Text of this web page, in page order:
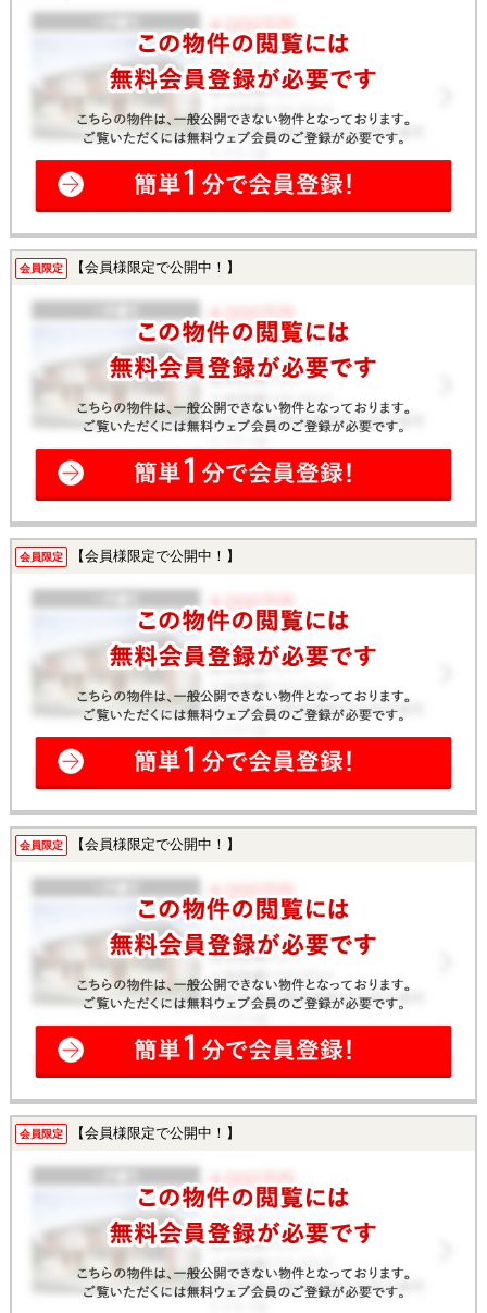
会員限定 【会員様限定で公開中！】
会員限定 【会員様限定で公開中！】
会員限定 【会員様限定で公開中！】
会員限定 【会員様限定で公開中！】